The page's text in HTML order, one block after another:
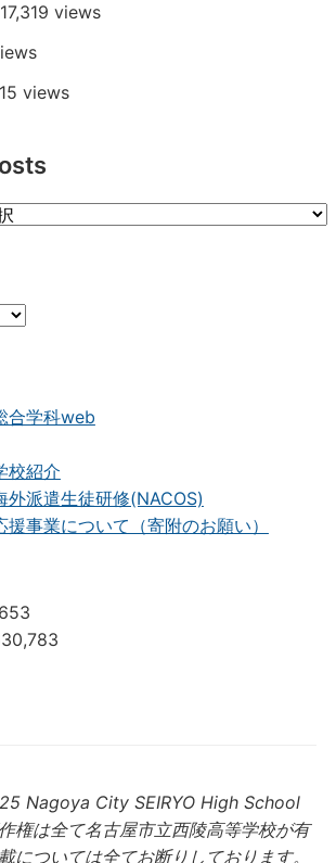
views
views
合学科web
校紹介
外派遣生徒研修(NACOS)
事業について（寄附のお願い）
653
Nagoya City SEIRYO High School
権は全て名古屋市立西陵高等学校が有
については全てお断りしております。